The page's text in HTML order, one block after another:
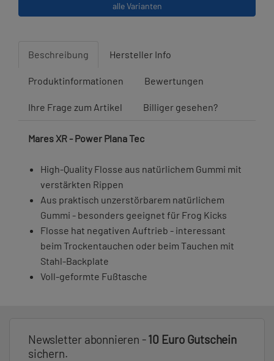
alle Varianten
Beschreibung Hersteller Info
Produktinformationen Bewertungen
Ihre Frage zum Artikel Billiger gesehen?
Mares XR - Power Plana Tec
High-Quality Flosse aus natürlichem Gummi mit
verstärkten Rippen
Aus praktisch unzerstörbarem natürlichem
Gummi - besonders geeignet für Frog Kicks
Flosse hat negativen Auftrieb - interessant
beim Trockentauchen oder beim Tauchen mit
Stahl-Backplate
Voll-geformte Fußtasche
Newsletter abonnieren -10 Euro Gutschein
sichern.